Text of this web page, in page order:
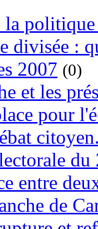
la
divisée :
2007 (0)
et les
pour
entre
de